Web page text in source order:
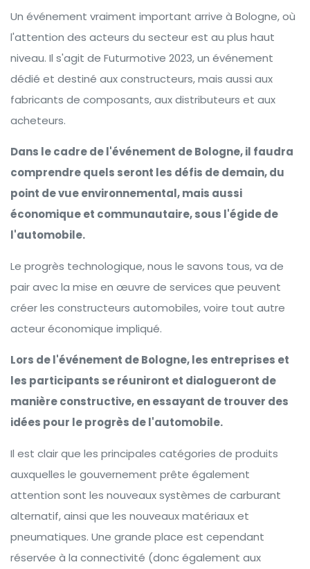
Un événement vraiment important arrive à Bologne, où
l'attention des acteurs du secteur est au plus haut
niveau. Il s'agit de Futurmotive 2023, un événement
dédié et destiné aux constructeurs, mais aussi aux
fabricants de composants, aux distributeurs et aux
acheteurs.
Dans le cadre de l'événement de Bologne, il faudra
comprendre quels seront les défis de demain, du
point de vue environnemental, mais aussi
économique et communautaire, sous l'égide de
l'automobile.
Le progrès technologique, nous le savons tous, va de
pair avec la mise en œuvre de services que peuvent
créer les constructeurs automobiles, voire tout autre
acteur économique impliqué.
Lors de l'événement de Bologne, les entreprises et
les participants se réuniront et dialogueront de
manière constructive, en essayant de trouver des
idées pour le progrès de l'automobile.
Il est clair que les principales catégories de produits
auxquelles le gouvernement prête également
attention sont les nouveaux systèmes de carburant
alternatif, ainsi que les nouveaux matériaux et
pneumatiques. Une grande place est cependant
réservée à la connectivité (donc également aux